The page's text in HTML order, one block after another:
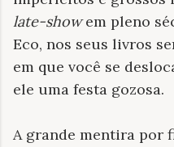
late-showem pleno
Eco, nos seus livros
em que você se
ele uma festa gozosa.
A grande mentira por